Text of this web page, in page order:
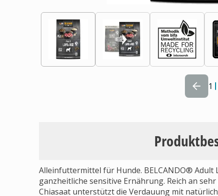
1
Alleinfuttermittel für Hunde. BELCANDO® Adult
ganzheitliche sensitive Ernährung. Reich an
Chiasaat unterstützt die Verdauung mit